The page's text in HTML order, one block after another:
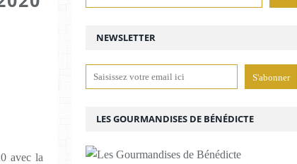
avec la
NEWSLETTER
LES GOURMANDISES DE BÉNÉDICTE